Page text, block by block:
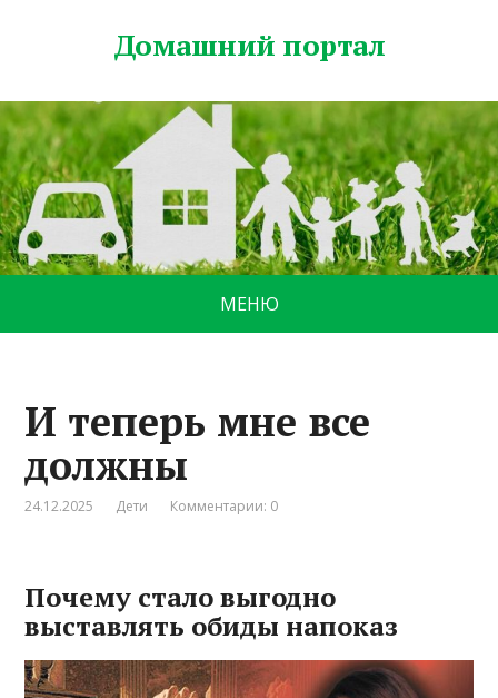
Домашний портал
МЕНЮ
И теперь мне все
должны
24.12.2025 Дети Комментарии: 0
Почему стало выгодно
выставлять обиды напоказ